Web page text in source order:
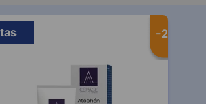
-20 %